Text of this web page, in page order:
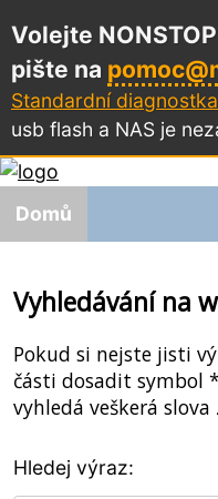
Volejte NONSTOP
pište na
Standardní diagnostka
usb flash a NAS je
Domů
Vyhledávání na
Pokud si nejste jisti
části dosadit symbol
vyhledá veškerá
Hledej výraz: